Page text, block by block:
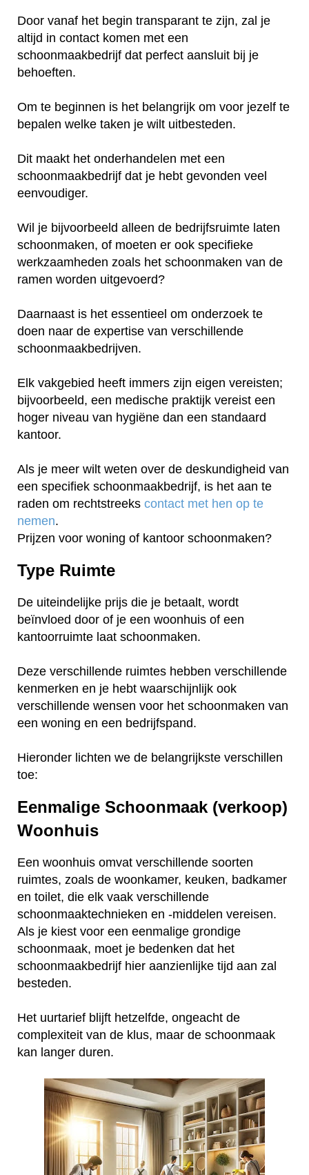
Door vanaf het begin transparant te zijn, zal je
altijd in contact komen met een
schoonmaakbedrijf dat perfect aansluit bij je
behoeften.
Om te beginnen is het belangrijk om voor jezelf te
bepalen welke taken je wilt uitbesteden.
Dit maakt het onderhandelen met een
schoonmaakbedrijf dat je hebt gevonden veel
eenvoudiger.
Wil je bijvoorbeeld alleen de bedrijfsruimte laten
schoonmaken, of moeten er ook specifieke
werkzaamheden zoals het schoonmaken van de
ramen worden uitgevoerd?
Daarnaast is het essentieel om onderzoek te
doen naar de expertise van verschillende
schoonmaakbedrijven.
Elk vakgebied heeft immers zijn eigen vereisten;
bijvoorbeeld, een medische praktijk vereist een
hoger niveau van hygiëne dan een standaard
kantoor.
Als je meer wilt weten over de deskundigheid van
een specifiek schoonmaakbedrijf, is het aan te
raden om rechtstreeks contact met hen op te
nemen.
Prijzen voor woning of kantoor schoonmaken?
Type Ruimte
De uiteindelijke prijs die je betaalt, wordt
beïnvloed door of je een woonhuis of een
kantoorruimte laat schoonmaken.
Deze verschillende ruimtes hebben verschillende
kenmerken en je hebt waarschijnlijk ook
verschillende wensen voor het schoonmaken van
een woning en een bedrijfspand.
Hieronder lichten we de belangrijkste verschillen
toe:
Eenmalige Schoonmaak (verkoop)
Woonhuis
Een woonhuis omvat verschillende soorten
ruimtes, zoals de woonkamer, keuken, badkamer
en toilet, die elk vaak verschillende
schoonmaaktechnieken en -middelen vereisen.
Als je kiest voor een eenmalige grondige
schoonmaak, moet je bedenken dat het
schoonmaakbedrijf hier aanzienlijke tijd aan zal
besteden.
Het uurtarief blijft hetzelfde, ongeacht de
complexiteit van de klus, maar de schoonmaak
kan langer duren.